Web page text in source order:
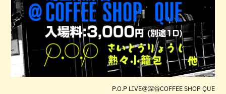
P.O.P LIVE＠深谷COFFEE SHOP QUE